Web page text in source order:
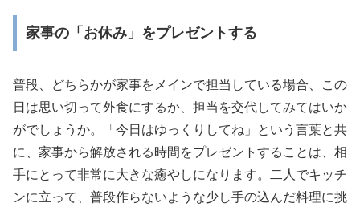
家事の「お休み」をプレゼントする
普段、どちらかが家事をメインで担当している場合、この
日は思い切って外食にするか、担当を交代してみてはいか
がでしょうか。「今日はゆっくりしてね」という言葉と共
に、家事から解放される時間をプレゼントすることは、相
手にとって非常に大きな癒やしになります。二人でキッチ
ンに立って、普段作らないような少し手の込んだ料理に挑